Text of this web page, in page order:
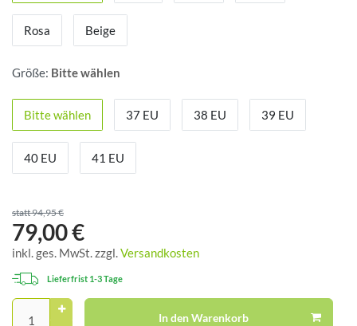
Rosa Beige
Größe: Bitte wählen
Bitte wählen 37 EU 38 EU 39 EU
40 EU 41 EU
statt 94,95 €
79,00 €
inkl. ges. MwSt. zzgl.Versandkosten
Lieferfrist 1-3 Tage
In den Warenkorb